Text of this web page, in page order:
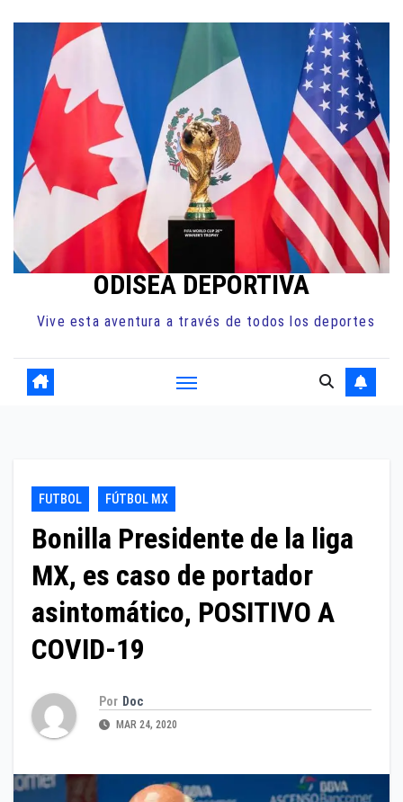
contenido
ODISEA DEPORTIVA
Vive esta aventura a través de todos los deportes
FUTBOL FÚTBOL MX
Bonilla Presidente de la liga
MX, es caso de portador
asintomático, POSITIVO A
COVID-19
Por Doc
MAR 24, 2020